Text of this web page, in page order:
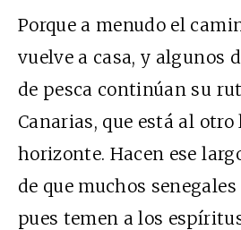
Porque a menudo el
vuelve a casa, y algunos
de pesca continúan su
Canarias, que está al otro
horizonte. Hacen ese
de que muchos
pues temen a los